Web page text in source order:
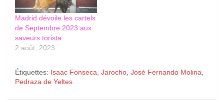
Madrid dévoile les cartels
de Septembre 2023 aux
saveurs torista
2 août, 2023
Étiquettes: Isaac Fonseca, Jarocho, José Fernando Molina,
Pedraza de Yeltes